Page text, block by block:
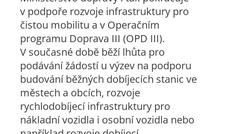
v podpoře rozvoje infrastruktury pro
čistou mobilitu a v Operačním
programu Doprava III (OPD III).
V současné době běží lhůta pro
podávání žádostí u výzev na podporu
budování běžných dobíjecích stanic ve
městech a obcích, rozvoje
rychlodobíjecí infrastruktury pro
nákladní vozidla i osobní vozidla nebo